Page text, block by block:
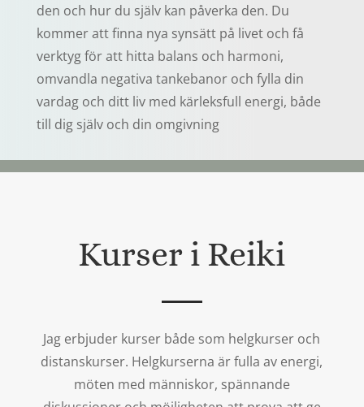
den och hur du själv kan påverka den. Du
kommer att finna nya synsätt på livet och få
verktyg för att hitta balans och harmoni,
omvandla negativa tankebanor och fylla din
vardag och ditt liv med kärleksfull energi, både
till dig själv och din omgivning
Kurser i Reiki
Jag erbjuder kurser både som helgkurser och
distanskurser. Helgkurserna är fulla av energi,
möten med människor, spännande